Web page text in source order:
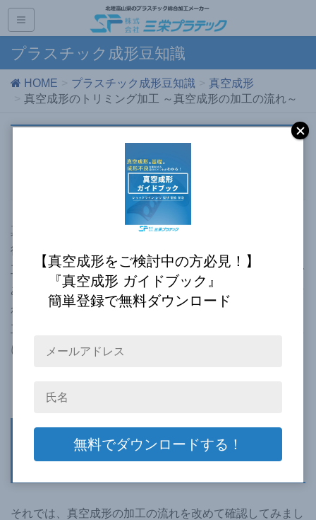
プラスチック成形豆知識
HOME プラスチック成形豆知識
真空成形
真空成形のトリミング加工 ～真空成形の加工の流れ～
形の加工の流れ～
真空成形は、熱可塑性のプラスチックシートを軟化させた
後に、シートを成形型に密着させて一定形状に成形する加
工方法です。実は、この真空成形は射出成形よりも安価で
あり、納期も早く、また、小ロット品にも適している、優
れた加工方法なのです。当記事では、そんな真空成形の加
工の流れ、また、その中でも後工程であるトリミング加工
について、ご紹介します。
真空成形とは？真空成形の加工の流
れをおさらい！
それでは、真空成形の加工の流れを改めて確認してみまし
【真空成形をご検討中の方必見！】
『真空成形 ガイドブック』
簡単登録で無料ダウンロード